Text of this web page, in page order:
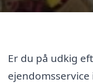
Er du på udkig
ejendomsservice